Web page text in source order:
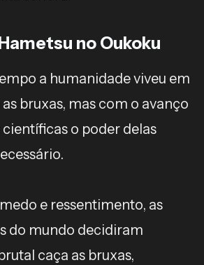
no Oukoku
a humanidade viveu em
bruxas, mas com o avanço
o poder delas
e ressentimento, as
do mundo decidiram
caça as bruxas,